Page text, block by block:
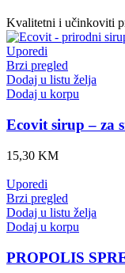
Kvalitetni i učinkoviti
Uporedi
Brzi pregled
Dodaj u listu želja
Dodaj u korpu
Ecovit sirup – za
15,30 KM
Uporedi
Brzi pregled
Dodaj u listu želja
Dodaj u korpu
PROPOLIS